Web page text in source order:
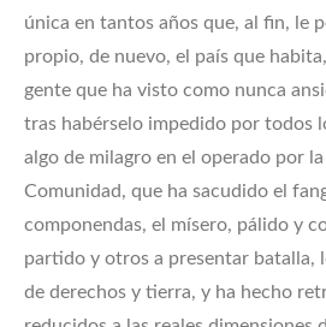
única en tantos años que, al fin, le
propio, de nuevo, el país que
gente que ha visto como nunca
tras habérselo impedido por todos
algo de milagro en el operado por
Comunidad, que ha sacudido el
componendas, el mísero, pálido y
partido y otros a presentar batalla,
de derechos y tierra, y ha hecho